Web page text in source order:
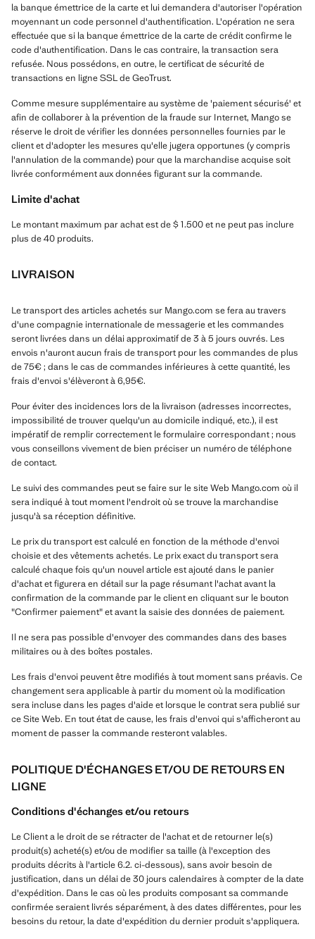
la banque émettrice de la carte et lui demandera d'autoriser l'opération
moyennant un code personnel d'authentification. L'opération ne sera
effectuée que si la banque émettrice de la carte de crédit confirme le
code d'authentification. Dans le cas contraire, la transaction sera
refusée. Nous possédons, en outre, le certificat de sécurité de
transactions en ligne SSL de GeoTrust.
Comme mesure supplémentaire au système de 'paiement sécurisé' et
afin de collaborer à la prévention de la fraude sur Internet, Mango se
réserve le droit de vérifier les données personnelles fournies par le
client et d'adopter les mesures qu'elle jugera opportunes (y compris
l'annulation de la commande) pour que la marchandise acquise soit
livrée conformément aux données figurant sur la commande.
Limite d'achat
Le montant maximum par achat est de $ 1.500 et ne peut pas inclure
plus de 40 produits.
LIVRAISON
Le transport des articles achetés sur Mango.com se fera au travers
d'une compagnie internationale de messagerie et les commandes
seront livrées dans un délai approximatif de 3 à 5 jours ouvrés. Les
envois n'auront aucun frais de transport pour les commandes de plus
de 75€ ; dans le cas de commandes inférieures à cette quantité, les
frais d'envoi s'élèveront à 6,95€.
Pour éviter des incidences lors de la livraison (adresses incorrectes,
impossibilité de trouver quelqu'un au domicile indiqué, etc.), il est
impératif de remplir correctement le formulaire correspondant ; nous
vous conseillons vivement de bien préciser un numéro de téléphone
de contact.
Le suivi des commandes peut se faire sur le site Web Mango.com où il
sera indiqué à tout moment l'endroit où se trouve la marchandise
jusqu'à sa réception définitive.
Le prix du transport est calculé en fonction de la méthode d'envoi
choisie et des vêtements achetés. Le prix exact du transport sera
calculé chaque fois qu'un nouvel article est ajouté dans le panier
d'achat et figurera en détail sur la page résumant l'achat avant la
confirmation de la commande par le client en cliquant sur le bouton
"Confirmer paiement" et avant la saisie des données de paiement.
Il ne sera pas possible d'envoyer des commandes dans des bases
militaires ou à des boîtes postales.
Les frais d'envoi peuvent être modifiés à tout moment sans préavis. Ce
changement sera applicable à partir du moment où la modification
sera incluse dans les pages d'aide et lorsque le contrat sera publié sur
ce Site Web. En tout état de cause, les frais d'envoi qui s'afficheront au
moment de passer la commande resteront valables.
POLITIQUE D'ÉCHANGES ET/OU DE RETOURS EN
LIGNE
Conditions d'échanges et/ou retours
Le Client a le droit de se rétracter de l'achat et de retourner le(s)
produit(s) acheté(s) et/ou de modifier sa taille (à l'exception des
produits décrits à l'article 6.2. ci-dessous), sans avoir besoin de
justification, dans un délai de 30 jours calendaires à compter de la date
d'expédition. Dans le cas où les produits composant sa commande
confirmée seraient livrés séparément, à des dates différentes, pour les
besoins du retour, la date d'expédition du dernier produit s'appliquera.